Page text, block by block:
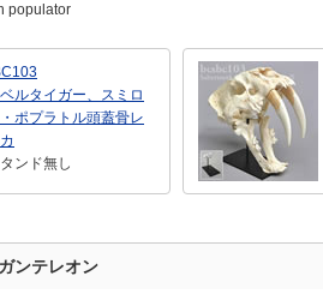
populator
ルタイガー、スミロ
・ポプラトル頭蓋骨レ
ンド無し
ンテレオン